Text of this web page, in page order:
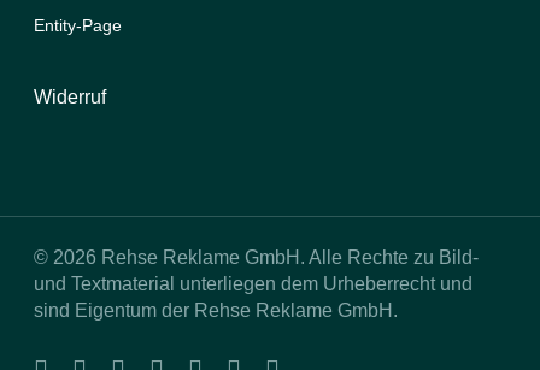
Entity-Page
Widerruf
© 2026 Rehse Reklame GmbH. Alle Rechte zu Bild-
und Textmaterial unterliegen dem Urheberrecht und
sind Eigentum der Rehse Reklame GmbH.